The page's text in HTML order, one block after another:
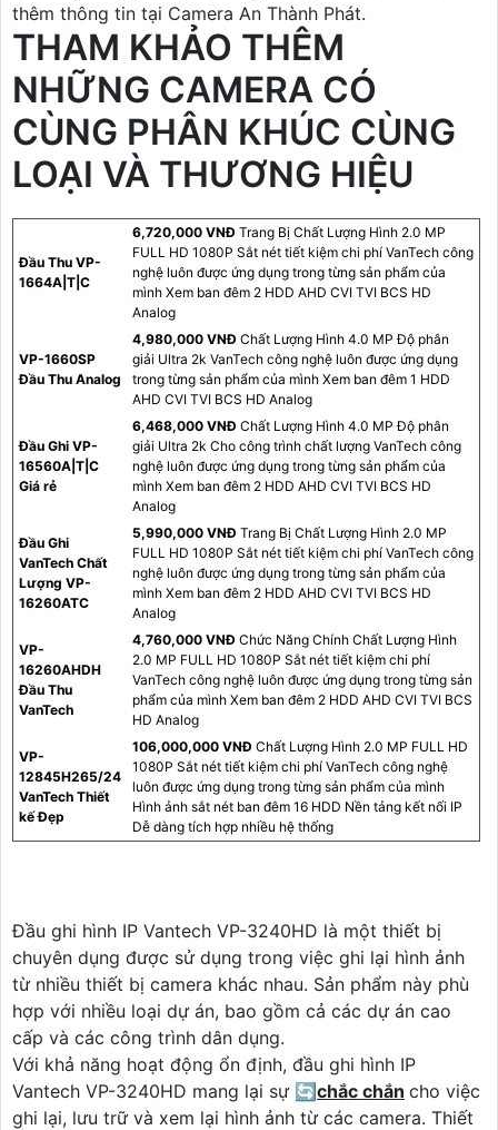
thêm thông tin tại Camera An Thành Phát.
THAM KHẢO THÊM
NHỮNG CAMERA CÓ
CÙNG PHÂN KHÚC CÙNG
LOẠI VÀ THƯƠNG HIỆU
Đầu Thu VP-
1664A|T|C
6,720,000 VNĐ Trang Bị Chất Lượng Hình 2.0 MP
FULL HD 1080P Sắt nét tiết kiệm chi phí VanTech công
nghệ luôn được ứng dụng trong từng sản phẩm của
mình Xem ban đêm 2 HDD AHD CVI TVI BCS HD
Analog
VP-1660SP
Đầu Thu Analog
4,980,000 VNĐ Chất Lượng Hình 4.0 MP Độ phân
giải Ultra 2k VanTech công nghệ luôn được ứng dụng
trong từng sản phẩm của mình Xem ban đêm 1 HDD
AHD CVI TVI BCS HD Analog
Đầu Ghi VP-
16560A|T|C
Giá rẻ
6,468,000 VNĐ Chất Lượng Hình 4.0 MP Độ phân
giải Ultra 2k Cho công trình chất lượng VanTech công
nghệ luôn được ứng dụng trong từng sản phẩm của
mình Xem ban đêm 2 HDD AHD CVI TVI BCS HD
Analog
Đầu Ghi
VanTech Chất
Lượng VP-
16260ATC
5,990,000 VNĐ Trang Bị Chất Lượng Hình 2.0 MP
FULL HD 1080P Sắt nét tiết kiệm chi phí VanTech công
nghệ luôn được ứng dụng trong từng sản phẩm của
mình Xem ban đêm 2 HDD AHD CVI TVI BCS HD
Analog
VP-
16260AHDH
Đầu Thu
VanTech
4,760,000 VNĐ Chức Năng Chính Chất Lượng Hình
2.0 MP FULL HD 1080P Sắt nét tiết kiệm chi phí
VanTech công nghệ luôn được ứng dụng trong từng sản
phẩm của mình Xem ban đêm 2 HDD AHD CVI TVI BCS
HD Analog
VP-
12845H265/24
VanTech Thiết
kế Đẹp
106,000,000 VNĐ Chất Lượng Hình 2.0 MP FULL HD
1080P Sắt nét tiết kiệm chi phí VanTech công nghệ
luôn được ứng dụng trong từng sản phẩm của mình
Hình ảnh sắt nét ban đêm 16 HDD Nền tảng kết nối IP
Dễ dàng tích hợp nhiều hệ thống
Đầu ghi hình IP Vantech VP-3240HD là một thiết bị
chuyên dụng được sử dụng trong việc ghi lại hình ảnh
từ nhiều thiết bị camera khác nhau. Sản phẩm này phù
hợp với nhiều loại dự án, bao gồm cả các dự án cao
cấp và các công trình dân dụng.
Với khả năng hoạt động ổn định, đầu ghi hình IP
Vantech VP-3240HD mang lại sự 🔄chắc chắn cho việc
ghi lại, lưu trữ và xem lại hình ảnh từ các camera. Thiết